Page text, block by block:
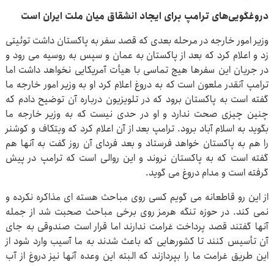
دروغگویی‌های ترامپ برای ایجاد انشقاق میان ملت ایران است
وزیر امور خارجه در مرحله بعدی که قصد سفر به پاکستان داشت توئیتی
زد و اعلام کرد که بعد از پاکستان به عمان و سپس به روسیه می رود و
در جریان این سفرها هیچ تماسی با هیأت آمریکایی نخواهد داشت اما
ترامپ آنقدر ملعون است که به دروغ اعلام کرد او به وزیر امور خارجه ما
گفته است به پاکستان برود که در تلویزیون درباره آن توضیح دادم که
چنین چیزی صحت ندارد و او در حدی نیست که به وزیر خارجه ما
بگوید به اسلام آباد برود. ترامپ بعد از آن اعلام کرد که ویتکاف و کوشنر
را هم به پاکستان خواهد فرستاد و بعد فردای آن روز گفت به آنها هم
گفته است که به پاکستان نروند و این روالی است که ترامپ در پیش
گرفته است و مدام دروغ می گوید.
از این رو قاطعانه می گویم کسی روی مباحث هسته ای مذاکره نکرده و
نمی کند. در حوزه تنگه هرمز روی برخی مباحث صحبت شد از جمله
آنها گفتند قصد پرداخت غرامت ندارند اما قرار است صندوقی به جای
آن تأسیس کنند تا کشورهایی که باعث شدند به ما آسیب وارد شود از
این طریق غرامت ما را بپردازند که البته این وعده آنها نیز دروغ از آب